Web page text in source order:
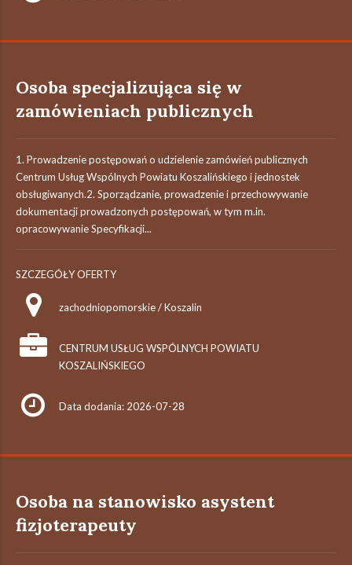
Osoba specjalizująca się w
zamówieniach publicznych
1. Prowadzenie postępowań o udzielenie zamówień publicznych
Centrum Usług Wspólnych Powiatu Koszalińskiego i jednostek
obsługiwanych.2. Sporządzanie, prowadzenie i przechowywanie
dokumentacji prowadzonych postępowań, w tym m.in.
opracowywanie Specyfikacji...
SZCZEGÓŁY OFERTY
zachodniopomorskie / Koszalin
CENTRUM USŁUG WSPÓLNYCH POWIATU
KOSZALIŃSKIEGO
Data dodania: 2026-07-28
Osoba na stanowisko asystent
fizjoterapeuty